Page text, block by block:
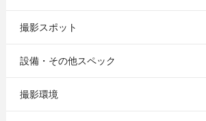
撮影スポット
設備・その他スペック
撮影環境